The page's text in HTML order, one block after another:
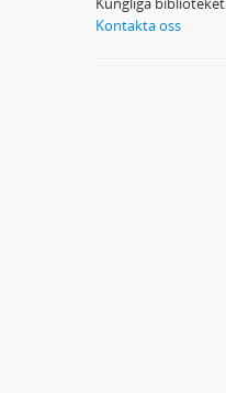
Kontakta oss